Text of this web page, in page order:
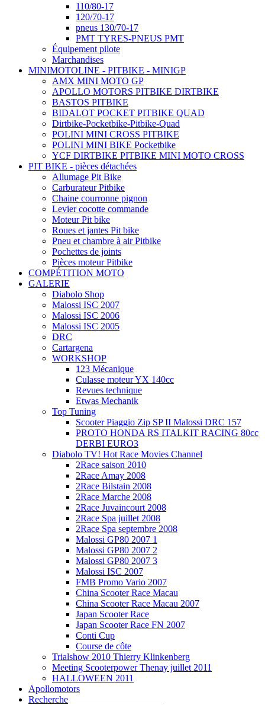
110/80-17
120/70-17
pneus 130/70-17
PMT TYRES-PNEUS PMT
Équipement pilote
Marchandises
MINIMOTOLINE - PITBIKE - MINIGP
AMX MINI MOTO GP
APOLLO MOTORS PITBIKE DIRTBIKE
BASTOS PITBIKE
BIDALOT POCKET PITBIKE QUAD
Dirtbike-Pocketbike-Pitbike-Quad
POLINI MINI CROSS PITBIKE
POLINI MINI BIKE Pocketbike
YCF DIRTBIKE PITBIKE MINI MOTO CROSS
PIT BIKE - pièces détachées
Allumage Pit Bike
Carburateur Pitbike
Chaine courronne pignon
Levier cocotte commande
Moteur Pit bike
Roues et jantes Pit bike
Pneu et chambre à air Pitbike
Pochettes de joints
Pièces moteur Pitbike
COMPÉTITION MOTO
GALERIE
Diabolo Shop
Malossi ISC 2007
Malossi ISC 2006
Malossi ISC 2005
DRC
Cartargena
WORKSHOP
123 Mécanique
Culasse moteur YX 140cc
Revues technique
Etwas Mechanik
Top Tuning
Scooter Piaggio Zip SP II Malossi DRC 157
PROTO HONDA RS ITALKIT RACING 80cc
DERBI EURO3
Diabolo TV! Hot Race Movies Channel
2Race saison 2010
2Race Amay 2008
2Race Bilstain 2008
2Race Marche 2008
2Race Juvaincourt 2008
2Race Spa juillet 2008
2Race Spa septembre 2008
Malossi GP80 2007 1
Malossi GP80 2007 2
Malossi GP80 2007 3
Malossi ISC 2007
FMB Promo Vario 2007
China Scooter Race Macau
China Scooter Race Macau 2007
Japan Scooter Race
Japan Scooter Race FN 2007
Conti Cup
Course de côte
Trialshow 2010 Thierry Klinkenberg
Meeting Scooterpower Thenay juillet 2011
HALLOWEEN 2011
Apollomotors
Recherche